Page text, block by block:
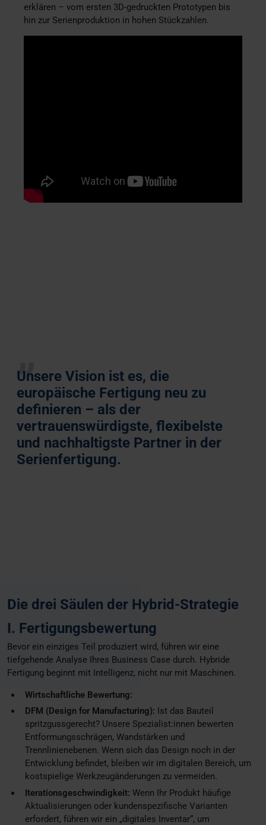
erklären – vom ersten 3D-gedruckten Prototypen bis
hin zur Serienproduktion in hohen Stückzahlen.
Unsere Vision ist es, die
europäische Fertigung neu zu
definieren – als der
vertrauenswürdigste, flexibelste
und nachhaltigste Partner in der
Serienfertigung.
Die drei Säulen der Hybrid-Strategie
I. Fertigungsbewertung
Bevor ein einziges Teil produziert wird, führen wir eine
tiefgehende Analyse Ihres Business Case durch. Hybride
Fertigung beginnt mit Intelligenz, nicht nur mit Maschinen.
Wirtschaftliche Bewertung:
DFM (Design for Manufacturing): Ist das Bauteil
spritzgussgerecht? Unsere Spezialist:innen bewerten
Entformungsschrägen, Wandstärken und
Trennlinienebenen. Wenn sich das Design noch in der
Entwicklung befindet, bleiben wir im digitalen Bereich, um
kostspielige Werkzeugänderungen zu vermeiden.
Iterationsgeschwindigkeit: Wenn Ihr Produkt häufige
Aktualisierungen oder kundenspezifische Varianten
erfordert, führen wir ein „digitales Inventar“, um